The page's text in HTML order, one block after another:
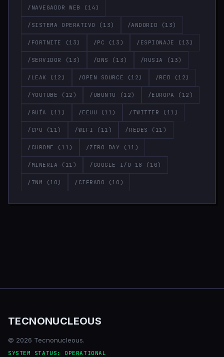
/NAVEGADOR WEB (14)
/SISTEMA OPERATIVO (13) /ANDORID (13)
/FORTNITE (13) /PC (13) /ESPIONAJE (13)
/SERVIDOR (13) /DNS (13) /RUSIA (13)
/LEAK (12) /OPEN SOURCE (12) /RED (12)
/YOUTUBE (12) /UBUNTU (12) /EUROPA (12)
/GUÍA (11) /EEUU (11) /TWITTER (11)
/CPU (11) /WIFI (11) /REDES (11)
/CHROME (11) /ZERO DAY (11)
/MINERIA (11) /GOOGLE I/O 18 (10)
/7NM (10) /CIFRADO (10)
TECNONUCLEOUS
© 2026 Tecnonucleous.
SYSTEM STATUS: OPERATIONAL